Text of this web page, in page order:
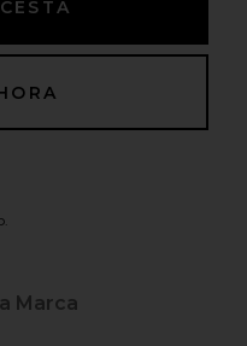
Marca